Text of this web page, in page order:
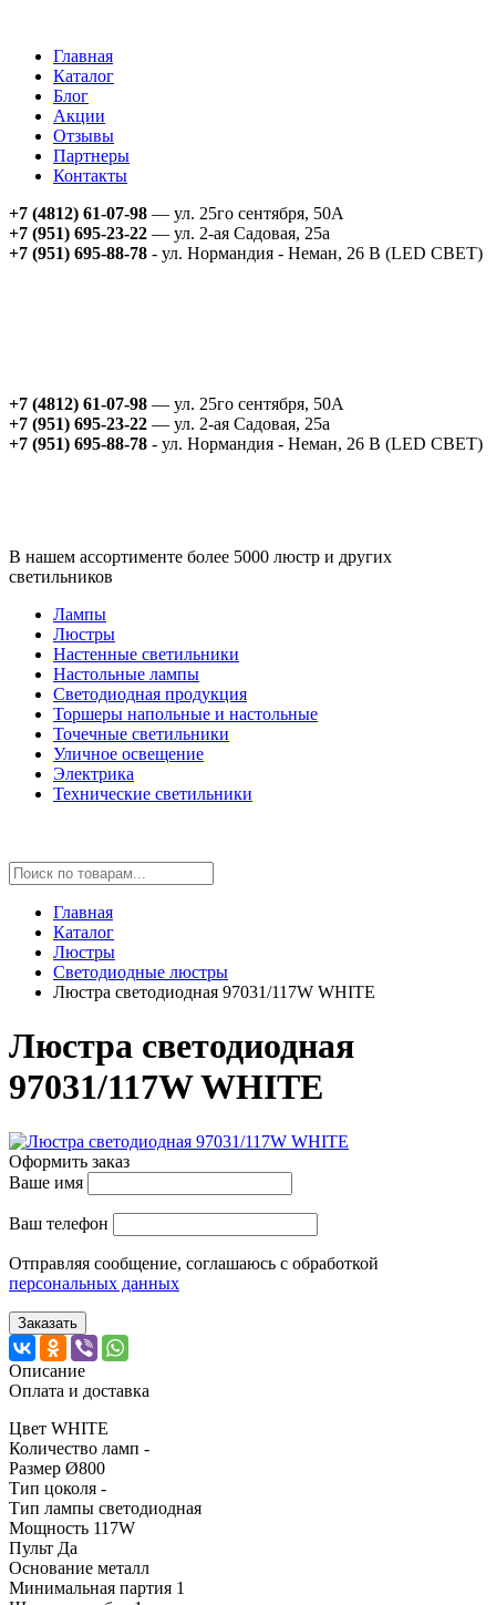
Главная
Каталог
Блог
Акции
Отзывы
Партнеры
Контакты
+7 (4812) 61-07-98 — ул. 25го сентября, 50А
+7 (951) 695-23-22 — ул. 2-ая Садовая, 25а
+7 (951) 695-88-78 - ул. Нормандия - Неман, 26 В (LED СВЕТ)
+7 (4812) 61-07-98 — ул. 25го сентября, 50А
+7 (951) 695-23-22 — ул. 2-ая Садовая, 25а
+7 (951) 695-88-78 - ул. Нормандия - Неман, 26 В (LED СВЕТ)
В нашем ассортименте более 5000 люстр и других
светильников
Лампы
Люстры
Настенные светильники
Настольные лампы
Светодиодная продукция
Торшеры напольные и настольные
Точечные светильники
Уличное освещение
Электрика
Технические светильники
Главная
Каталог
Люстры
Светодиодные люстры
Люстра светодиодная 97031/117W WHITE
Люстра светодиодная
97031/117W WHITE
Оформить заказ
Ваше имя
Ваш телефон
Отправляя сообщение, соглашаюсь с обработкой
персональных данных
Заказать
Описание
Оплата и доставка
Цвет WHITE
Количество ламп -
Размер Ø800
Тип цоколя -
Тип лампы светодиодная
Мощность 117W
Пульт Да
Основание металл
Минимальная партия 1